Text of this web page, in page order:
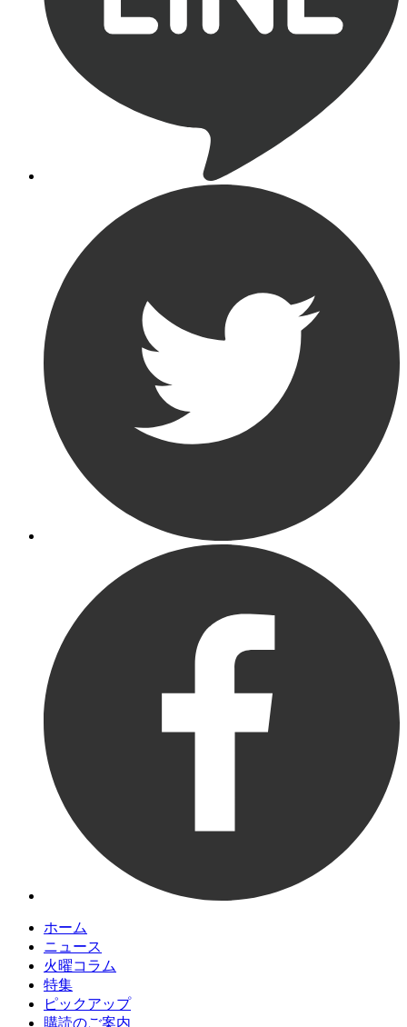
ホーム
ニュース
火曜コラム
特集
ピックアップ
購読のご案内